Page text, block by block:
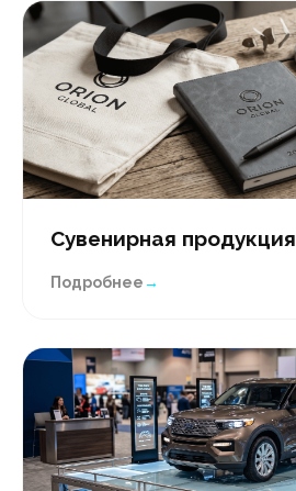
Сувенирная продукция
Подробнее→